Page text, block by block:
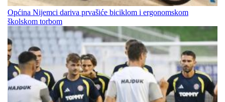
Općina Nijemci dariva prvašiće biciklom i ergonomskom
školskom torbom